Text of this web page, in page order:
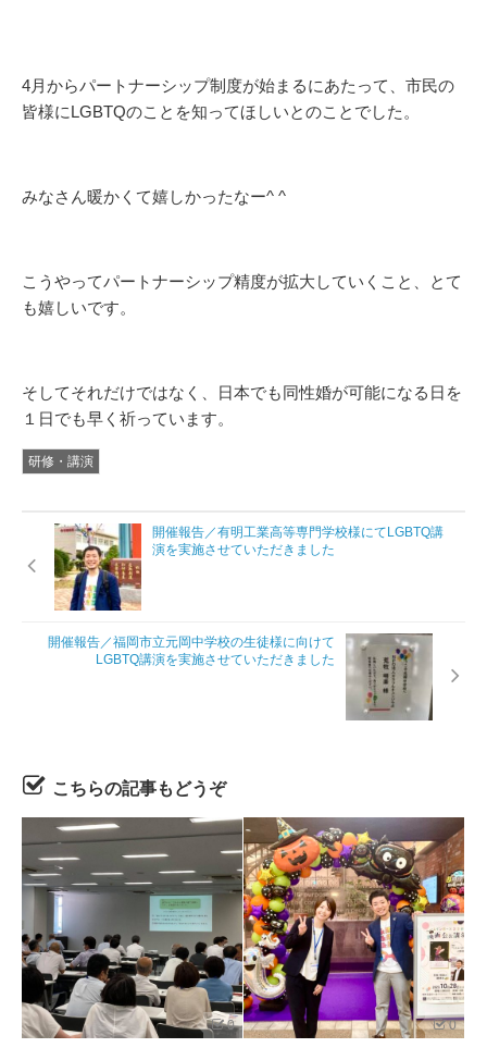
4月からパートナーシップ制度が始まるにあたって、市民の
皆様にLGBTQのことを知ってほしいとのことでした。
みなさん暖かくて嬉しかったなー^ ^
こうやってパートナーシップ精度が拡大していくこと、とて
も嬉しいです。
そしてそれだけではなく、日本でも同性婚が可能になる日を
１日でも早く祈っています。
研修・講演
開催報告／有明工業高等専門学校様にてLGBTQ講
演を実施させていただきました
開催報告／福岡市立元岡中学校の生徒様に向けて
LGBTQ講演を実施させていただきました
こちらの記事もどうぞ
0 0